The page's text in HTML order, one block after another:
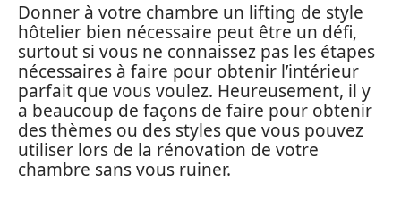
Donner à votre chambre un lifting de style
hôtelier bien nécessaire peut être un défi,
surtout si vous ne connaissez pas les étapes
nécessaires à faire pour obtenir l’intérieur
parfait que vous voulez. Heureusement, il y
a beaucoup de façons de faire pour obtenir
des thèmes ou des styles que vous pouvez
utiliser lors de la rénovation de votre
chambre sans vous ruiner.